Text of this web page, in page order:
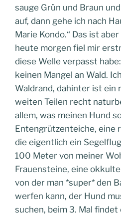
sauge Grün und Braun
auf, dann gehe ich nach
Marie Kondo.“ Das ist
heute morgen fiel mir
diese Welle verpasst
keinen Mangel an Wald.
Waldrand, dahinter ist ein
weiten Teilen recht
allem, was meinen Hund
Entengrützenteiche, eine
die eigentlich ein
100 Meter von meiner
Frauensteine, eine
von der man *super* den
werfen kann, der Hund
suchen, beim 3. Mal